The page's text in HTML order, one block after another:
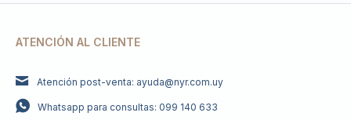
ATENCIÓN AL CLIENTE
Atención post-venta: ayuda@nyr.com.uy
Whatsapp para consultas: 099 140 633